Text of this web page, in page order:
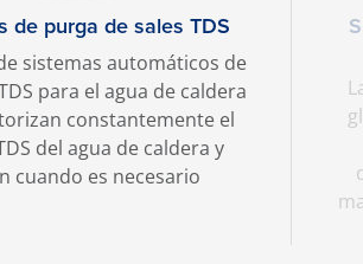
de purga de sales TDS
sistemas automáticos de
para el agua de caldera
constantemente el
del agua de caldera y
cuando es necesario